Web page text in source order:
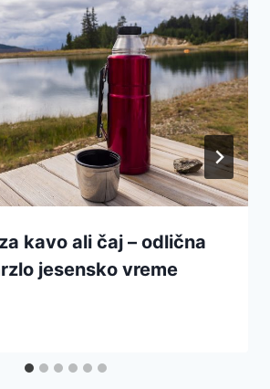
kavo ali čaj – odlična
jesensko vreme